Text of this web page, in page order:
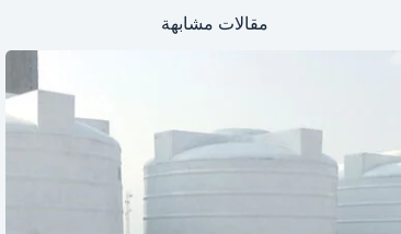
مقالات مشابهة